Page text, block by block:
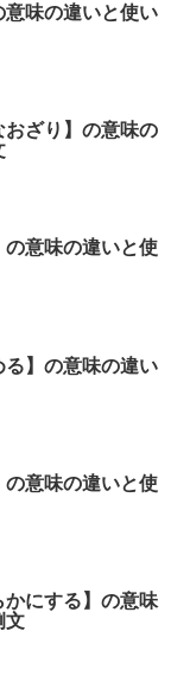
意味の違いと使い
おざり】の意味の
の意味の違いと使
る】の意味の違い
の意味の違いと使
かにする】の意味
文